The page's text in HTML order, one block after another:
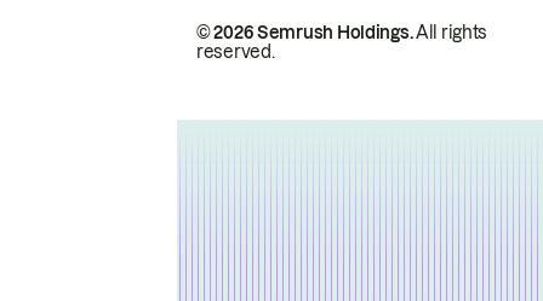
© 2026 Semrush Holdings.All rights
reserved.